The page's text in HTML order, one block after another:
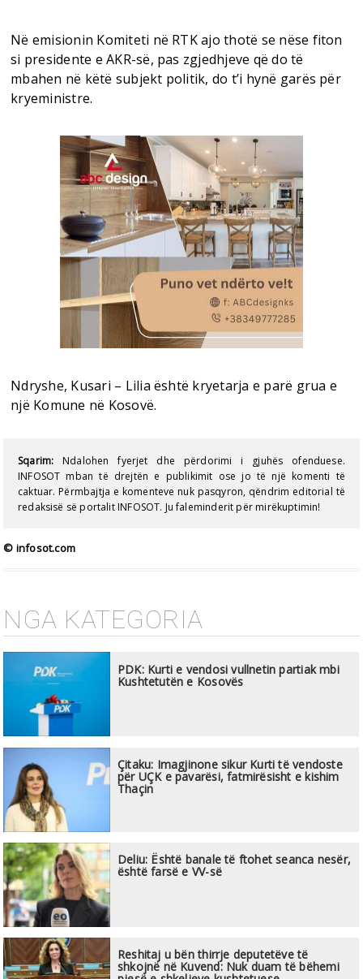
Në emisionin Komiteti në RTK ajo thotë se nëse fiton
si presidente e AKR-së, pas zgjedhjeve që do të
mbahen në këtë subjekt politik, do t’i hynë garës për
kryeministre.
Ndryshe, Kusari – Lilia është kryetarja e parë grua e
një Komune në Kosovë.
Sqarim: Ndalohen fyerjet dhe përdorimi i gjuhës ofenduese.
INFOSOT mban të drejtën e publikimit ose jo të një komenti të
caktuar. Përmbajtja e komenteve nuk pasqyron, qëndrim editorial të
redaksisë së portalit INFOSOT. Ju faleminderit për mirëkuptimin!
© infosot.com
NGA KATEGORIA
PDK: Kurti e vendosi vullnetin partiak mbi
Kushtetutën e Kosovës
Çitaku: Imagjinone sikur Kurti të vendoste
për UÇK e pavarësi, fatmirësisht e kishim
Thaçin
Deliu: Është banale të ftohet seanca nesër,
është farsë e VV-së
Reshitaj u bën thirrje deputetëve të
shkojnë në Kuvend: Nuk duam të bëhemi